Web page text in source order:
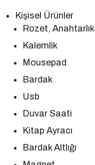
Kişisel Ürünler
Rozet, Anahtarlık
Kalemlik
Mousepad
Bardak
Usb
Duvar Saati
Kitap Ayracı
Bardak Altlığı